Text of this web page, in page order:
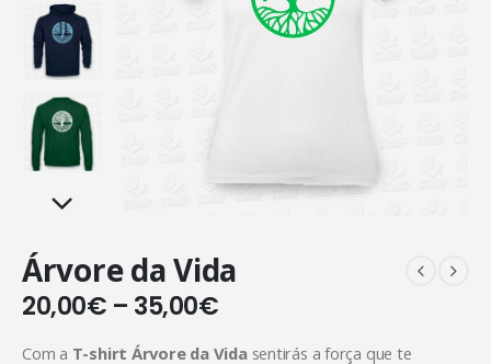
Árvore da Vida
20,00€ – 35,00€
Com a T-shirt Árvore da Vidasentirás a força que te